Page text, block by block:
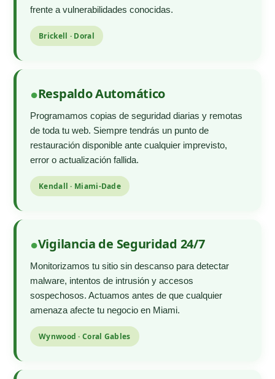
frente a vulnerabilidades conocidas.
Brickell · Doral
Respaldo Automático
Programamos copias de seguridad diarias y remotas
de toda tu web. Siempre tendrás un punto de
restauración disponible ante cualquier imprevisto,
error o actualización fallida.
Kendall · Miami-Dade
Vigilancia de Seguridad 24/7
Monitorizamos tu sitio sin descanso para detectar
malware, intentos de intrusión y accesos
sospechosos. Actuamos antes de que cualquier
amenaza afecte tu negocio en Miami.
Wynwood · Coral Gables